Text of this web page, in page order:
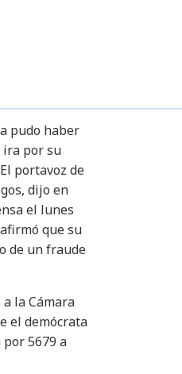
pudo haber
ira por su
portavoz de
dijo en
el lunes
que su
de un fraude
la Cámara
el demócrata
5679 a